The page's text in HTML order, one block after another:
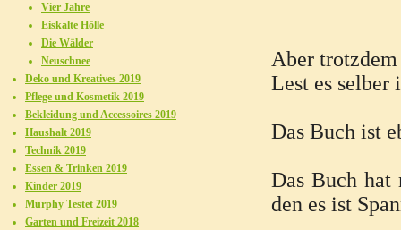
Aber
Lest es
Das Buch ist
Das Buch hat
den es ist
Vier Jahre
Eiskalte Hölle
Die Wälder
Neuschnee
Deko und Kreatives 2019
Pflege und Kosmetik 2019
Bekleidung und Accessoires 2019
Haushalt 2019
Technik 2019
Essen & Trinken 2019
Kinder 2019
Murphy Testet 2019
Garten und Freizeit 2018